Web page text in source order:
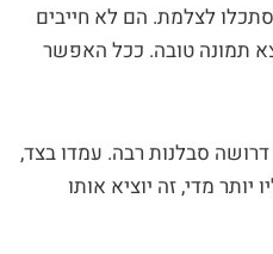
לצלמת. הם לא חייבים
תמונה טובה. ככל האפשר
דרושה סבלנות רבה. עמדו בצד,
מדי, זה יוציא אותו